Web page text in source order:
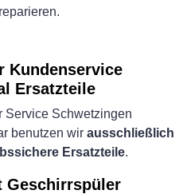
Kundenservice
Ersatzteile
Service Schwetzingen
benutzen wir ausschließlich
Ersatzteile.
Geschirrspüler